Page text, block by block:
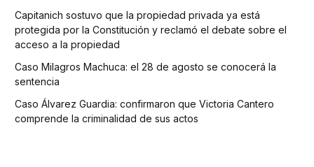
Capitanich sostuvo que la propiedad privada ya está
protegida por la Constitución y reclamó el debate sobre el
acceso a la propiedad
Caso Milagros Machuca: el 28 de agosto se conocerá la
sentencia
Caso Álvarez Guardia: confirmaron que Victoria Cantero
comprende la criminalidad de sus actos